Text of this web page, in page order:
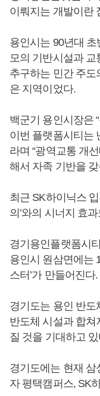
이뤄지는 개발이란
용인시는 90년대
모의 기반시설과
추구하는 민간 주
은 지역이었다.
백군기 용인시장은
이번 플랫폼시티는
라며 “광역교통 개
해서 자족 기반을
최근 SK하이닉스
의’와의 시너지 효
경기용인플랫폼시
용인시 원삼면에는
스터’가 만들어진다.
경기도는 용인 반
반도체 시설과 합쳐
질 것을 기대하고
경기도에는 현재 삼
자 평택캠퍼스, SK